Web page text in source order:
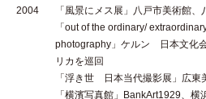
2004
「風景にメス展」八戸市美術館、
「out of the ordinary/
photography」ケルン 日本文化
リカを巡回
「浮き世 日本当代撮影展」広東
「横濱写真館」BankArt1929、横